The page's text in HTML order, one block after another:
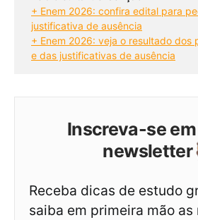
+ Enem 2026: confira edital para
justificativa de ausência
+ Enem 2026: veja o resultado dos
e das justificativas de ausência
Inscreva-se
Receba dicas de estudo
saiba em primeira mão as